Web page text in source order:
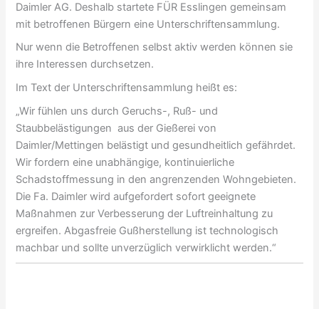
Daimler AG. Deshalb startete FÜR Esslingen gemeinsam
mit betroffenen Bürgern eine Unterschriftensammlung.
Nur wenn die Betroffenen selbst aktiv werden können sie
ihre Interessen durchsetzen.
Im Text der Unterschriftensammlung heißt es:
„Wir fühlen uns durch Geruchs-, Ruß- und
Staubbelästigungen aus der Gießerei von
Daimler/Mettingen belästigt und gesundheitlich gefährdet.
Wir fordern eine unabhängige, kontinuierliche
Schadstoffmessung in den angrenzenden Wohngebieten.
Die Fa. Daimler wird aufgefordert sofort geeignete
Maßnahmen zur Verbesserung der Luftreinhaltung zu
ergreifen. Abgasfreie Gußherstellung ist technologisch
machbar und sollte unverzüglich verwirklicht werden.“